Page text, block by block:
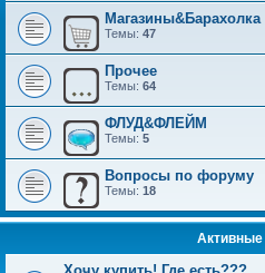
Темы: 47
Прочее
Темы: 64
ФЛУД&ФЛЕЙМ
Темы: 5
Вопросы по форуму
Темы: 18